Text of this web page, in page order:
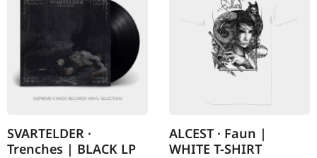
SVARTELDER ·
Trenches | BLACK LP
ALCEST · Faun |
WHITE T-SHIRT